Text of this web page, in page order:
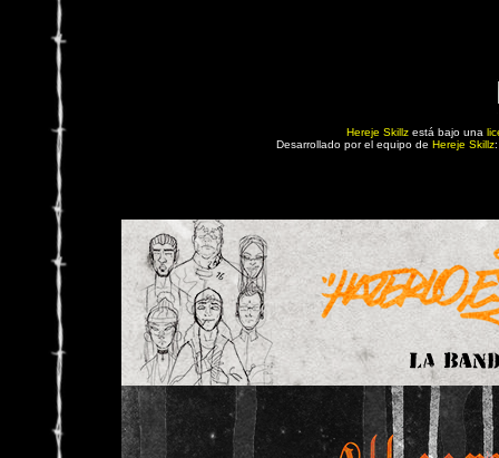
Hereje Skillz está bajo una
Desarrollado por el equipo de Hereje Skillz